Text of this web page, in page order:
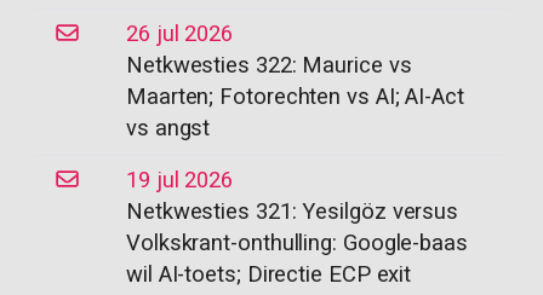
26 jul 2026
Netkwesties 322: Maurice vs
Maarten; Fotorechten vs AI; AI-Act
vs angst
19 jul 2026
Netkwesties 321: Yesilgöz versus
Volkskrant-onthulling: Google-baas
wil AI-toets; Directie ECP exit